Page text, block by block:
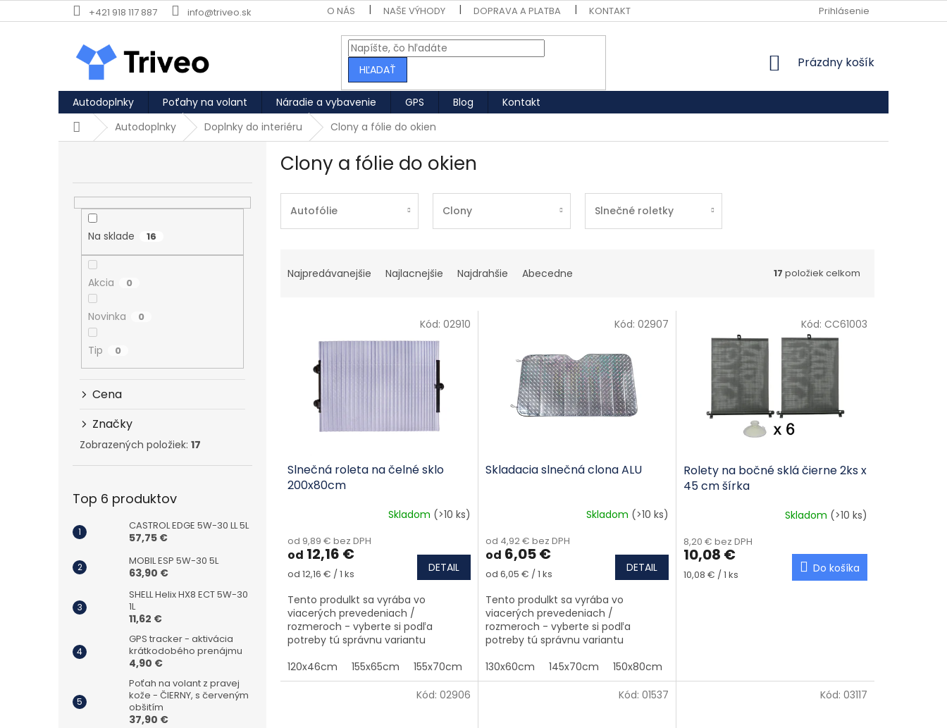
Prejsť na obsah +421 918 117 887 info@triveo.sk O NÁS NAŠE VÝHODY DOPRAVA A PLATBA KONTAKT VŠEOBECNÉ OBCHODNÉ PODMIENKY PODMIENKY
Prihlásenie
HĽADAŤ NÁKUPNÝ KOŠÍK
Prázdny košík
Autodoplnky Poťahy na volant Náradie a vybavenie GPS Blog
Kontakt
DomovAutodoplnky Doplnky do interiéru Clony a fólie do okien
Na sklade 16
Akcia 0
Novinka 0
Tip 0
Cena
Značky
Zobrazených položiek: 17
Top 6 produktov
CASTROL EDGE 5W-30 LL 5L
57,75 €
MOBIL ESP 5W-30 5L
63,90 €
SHELL Helix HX8 ECT 5W-30
1L
11,62 €
GPS tracker - aktivácia
krátkodobého prenájmu
4,90 €
Poťah na volant z pravej
kože - ČIERNY, s červeným
obšitím
37,90 €
Clony a fólie do okien
Autofólie Clony Slnečné roletky
Najpredávanejšie Najlacnejšie Najdrahšie Abecedne 17 položiek celkom
Slnečná roleta na čelné sklo
200x80cm
Skladom (>10 ks)
od 9,89 € bez DPH
od 12,16 €
Jednotková cena:
od 12,16 € / 1 ks DETAIL
Tento produlkt sa vyrába vo
viacerých prevedeniach /
rozmeroch - vyberte si podľa
potreby tú správnu variantu
120x46cm
155x65cm 155x70cm 200x80cm
Kód: 02910
Skladacia slnečná clona ALU
Skladom (>10 ks)
od 4,92 € bez DPH
od 6,05 €
Jednotková cena:
od 6,05 € / 1 ks DETAIL
Tento produlkt sa vyrába vo
viacerých prevedeniach /
rozmeroch - vyberte si podľa
potreby tú správnu variantu
130x60cm
145x70cm 150x80cm
Kód: 02907
Rolety na bočné sklá čierne 2ks x
45 cm šírka
Skladom (>10 ks)
8,20 € bez DPH
10,08 €
Jednotková cena:
10,08 € / 1 ks Do košíka
Kód: CC61003
Kód: 02906 Kód: 01537 Kód: 03117